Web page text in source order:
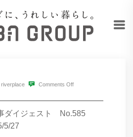
riverplace Comments Off
ダイジェスト No.585
5/27